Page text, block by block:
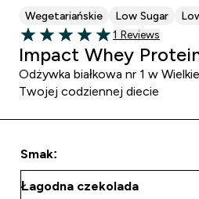
Wegetariańskie Low Sugar
5 out of 5 stars
1 customer
1 Reviews
Impact Whey
Odżywka białkowa nr 1 w
Twojej codziennej diecie
Smak: